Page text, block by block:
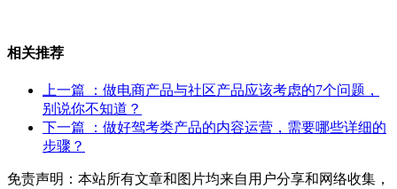
相关推荐
上一篇
：做电商产品与社区产品应该考虑的7个问题，
别说你不知道？
下一篇
：做好驾考类产品的内容运营，需要哪些详细的
步骤？
免责声明：本站所有文章和图片均来自用户分享和网络收集，